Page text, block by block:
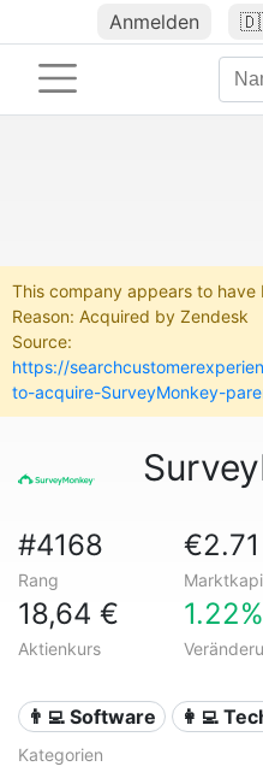
Anmelden
This company appears to have
Reason: Acquired by Zendesk
Source:
https://
to-acquire-SurveyMonkey-
#4168
Rang
18,64 €
Aktienkurs
1.22%
👨‍💻 Software 👩‍💻
Kategorien